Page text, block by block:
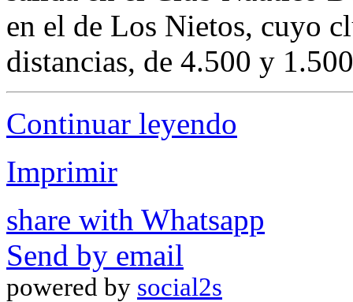
en el de Los Nietos, cuyo
distancias, de 4.500 y
Continuar leyendo
Imprimir
share with Whatsapp
Send by email
powered by social2s